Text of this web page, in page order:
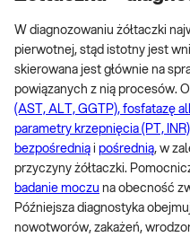
W diagnozowaniu żółtaczki
pierwotnej, stąd istotny jest
skierowana jest głównie na
powiązanych z nią procesów.
(AST, ALT, GGTP), fosfatazę
parametry krzepnięcia (PT,
bezpośrednią i pośrednią, w
przyczyny żółtaczki.
badanie moczu na obecność
Późniejsza diagnostyka
nowotworów, zakażeń,